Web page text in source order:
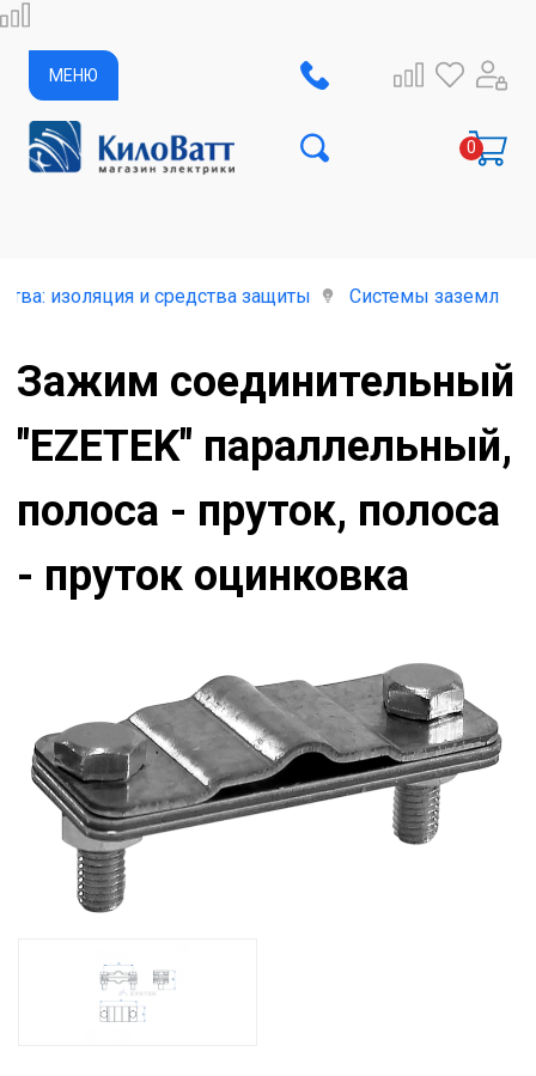
МЕНЮ
изоляция и средства защиты Системы
Зажим соединительный
"EZETEK" параллельный,
полоса - пруток, полоса
- пруток оцинковка